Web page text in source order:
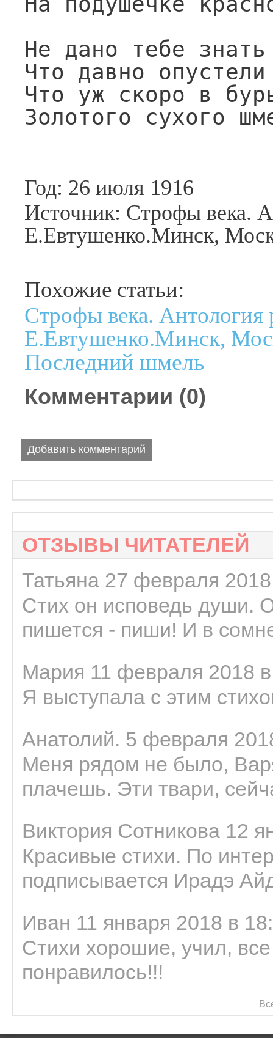
Не дано тебе
Что давно
Что уж скоро в
Золотого сухого
Год: 26 июля 1916
Источник: Строфы века.
Е.Евтушенко.Минск,
Похожие статьи:
Строфы века. Антология
Е.Евтушенко.Минск,
Последний шмель
Комментарии (0)
Добавить комментарий
ОТЗЫВЫ ЧИТАТЕЛЕЙ
Татьяна 27 февраля
Стих он исповедь души.
пишется - пиши! И в
Мария 11 февраля 2018
Я выступала с этим
Анатолий. 5 февраля
Меня рядом не было,
плачешь. Эти твари,
Виктория Сотникова 12
Красивые стихи. По
подписывается Ирадэ
Иван 11 января 2018 в
Стихи хорошие, учил,
понравилось!!!